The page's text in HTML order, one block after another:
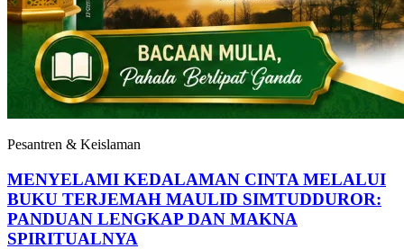
Pesantren & Keislaman
MENYELAMI KEDALAMAN CINTA MELALUI
BUKU TERJEMAH MAULID SIMTUDDUROR:
PANDUAN LENGKAP DAN MAKNA
SPIRITUALNYA